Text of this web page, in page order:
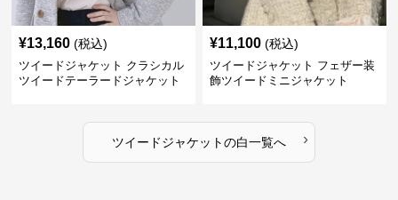
¥13,160 (税込)
ツイードジャケット クラシカル
ツイードテーラードジャケット
¥11,100 (税込)
ツイードジャケット フェザー装
飾ツイードミニジャケット
ツイードジャケットの白一覧へ ›